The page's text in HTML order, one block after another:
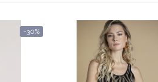
-30%